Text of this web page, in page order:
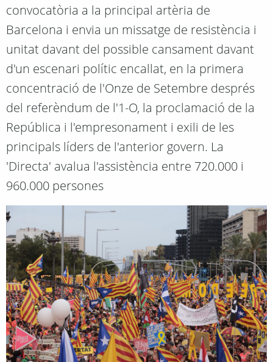
convocatòria a la principal artèria de
Barcelona i envia un missatge de resistència i
unitat davant del possible cansament davant
d'un escenari polític encallat, en la primera
concentració de l'Onze de Setembre després
del referèndum de l'1-O, la proclamació de la
República i l'empresonament i exili de les
principals líders de l'anterior govern. La
'Directa' avalua l'assistència entre 720.000 i
960.000 persones